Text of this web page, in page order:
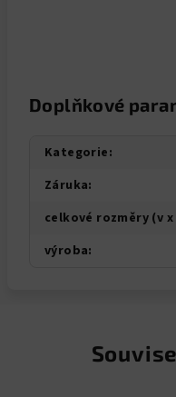
Doplňkové
Kategorie:
Záruka:
celkové rozměry (v x
výroba: